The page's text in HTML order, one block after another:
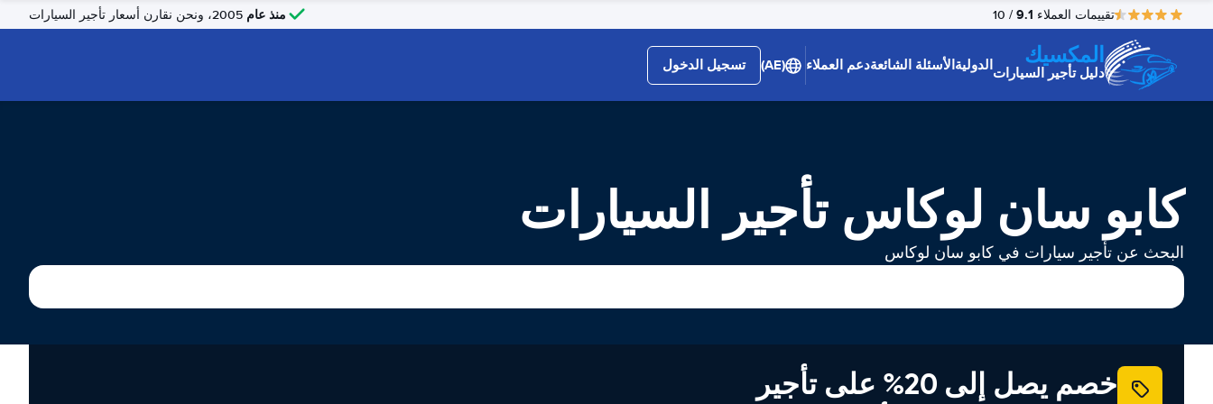
تقييمات العملاء 9.1
/ 10 منذ عام
المكسيك
دليل تأجير السياراتالدوليةالأسئلة الشائعةدعم العملاء (AE) تسجيل الدخول
كابو سان لوكاس تأجير السيارات
البحث عن تأجير سيارات في كابو سان لوكاس
خصم يصل إلى 20% على تأجير